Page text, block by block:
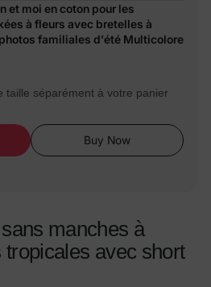
et moi en coton pour les
à fleurs avec bretelles à
familiales d'été Multicolore
taille séparément à votre panier
Buy Now
manches à
avec short